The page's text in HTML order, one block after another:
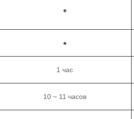
●
●
1 час
10 ~ 11 часов